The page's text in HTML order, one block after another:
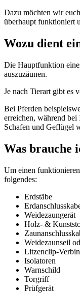
Dazu möchten wir
überhaupt funktioniert
Wozu dient
Die Hauptfunktion
auszuzäunen.
Je nach Tierart gibt es
Bei Pferden
erreichen, während
Schafen und Geflügel
Was brauche
Um einen
folgendes:
Erdstäbe
Weidezaungerät
Holz- &
Weidezaunseil
Litzenclip-
Isolatoren
Warnschild
Torgriff
Prüfgerät